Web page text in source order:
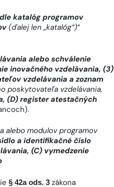
katalóg programov
(ďalej len „katalóg“)“
alebo schválenie
inovačného vzdelávania, (3)
vzdelávania a zoznam
poskytovateľa vzdelávania,
(D) register atestačných
alebo modulov programov
a identifikačné číslo
(C) vymedzenie
§ 42a ods. 3 zákona